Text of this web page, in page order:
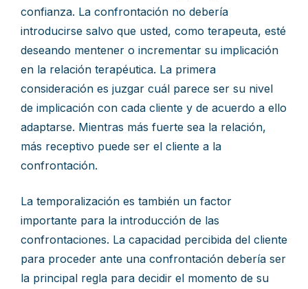
confianza. La confrontación no debería
introducirse salvo que usted, como terapeuta, esté
deseando mentener o incrementar su implicación
en la relación terapéutica. La primera
consideración es juzgar cuál parece ser su nivel
de implicación con cada cliente y de acuerdo a ello
adaptarse. Mientras más fuerte sea la relación,
más receptivo puede ser el cliente a la
confrontación.
La temporalización es también un factor
importante para la introducción de las
confrontaciones. La capacidad percibida del cliente
para proceder ante una confrontación debería ser
la principal regla para decidir el momento de su